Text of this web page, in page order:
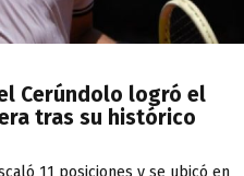
Cerúndolo logró el
tras su histórico
11 posiciones y se ubicó en